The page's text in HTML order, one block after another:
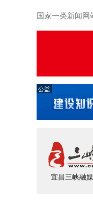
国家一类新闻
公益
宜昌三峡融